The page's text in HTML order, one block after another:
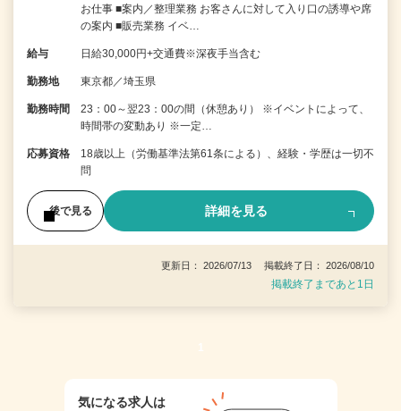
お仕事 ■案内／整理業務 お客さんに対して入り口の誘導や席
の案内 ■販売業務 イベ…
給与 日給30,000円+交通費※深夜手当含む
勤務地 東京都／埼玉県
勤務時間
23：00～翌23：00の間（休憩あり） ※イベントによって、
時間帯の変動あり ※一定…
応募資格
18歳以上（労働基準法第61条による）、経験・学歴は一切不
問
後で見る 詳細を見る
更新日： 2026/07/13 掲載終了日： 2026/08/10
掲載終了まであと1日
1
気になる求人は